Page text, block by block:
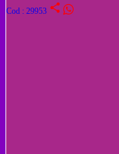
Cod : 29953 share